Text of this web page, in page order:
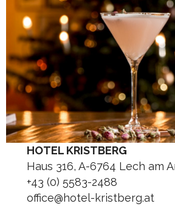
HOTEL KRISTBERG
Haus 316, A-6764 Lech am
+43 (0) 5583-2488
office@hotel-kristberg.at